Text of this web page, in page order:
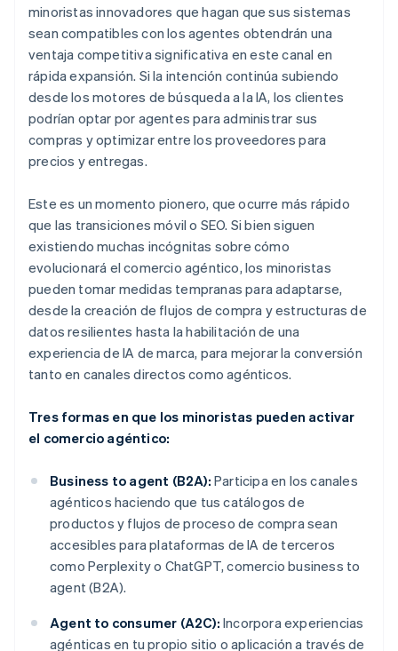
minoristas innovadores que hagan que sus sistemas
sean compatibles con los agentes obtendrán una
ventaja competitiva significativa en este canal en
rápida expansión. Si la intención continúa subiendo
desde los motores de búsqueda a la IA, los clientes
podrían optar por agentes para administrar sus
compras y optimizar entre los proveedores para
precios y entregas.
Este es un momento pionero, que ocurre más rápido
que las transiciones móvil o SEO. Si bien siguen
existiendo muchas incógnitas sobre cómo
evolucionará el comercio agéntico, los minoristas
pueden tomar medidas tempranas para adaptarse,
desde la creación de flujos de compra y estructuras de
datos resilientes hasta la habilitación de una
experiencia de IA de marca, para mejorar la conversión
tanto en canales directos como agénticos.
Tres formas en que los minoristas pueden activar
el comercio agéntico:
Business to agent (B2A): Participa en los canales
agénticos haciendo que tus catálogos de
productos y flujos de proceso de compra sean
accesibles para plataformas de IA de terceros
como Perplexity o ChatGPT, comercio business to
agent (B2A).
Agent to consumer (A2C): Incorpora experiencias
agénticas en tu propio sitio o aplicación a través de